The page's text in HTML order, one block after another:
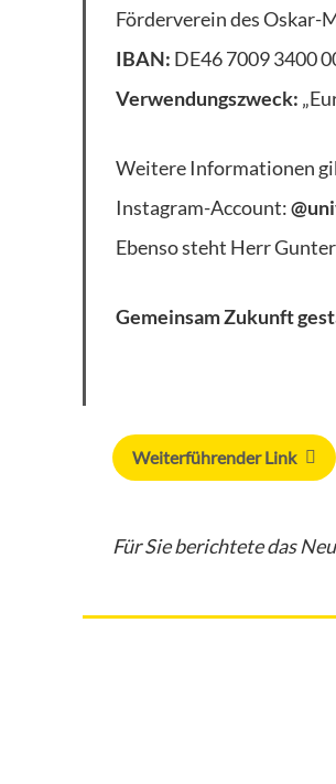
Förderverein des Oskar-
IBAN: DE46 7009 3400
Verwendungszweck:
Weitere Informationen
Instagram-Account:
Ebenso steht Herr
Gemeinsam Zukunft
Weiterführender Link
Für Sie berichtete das